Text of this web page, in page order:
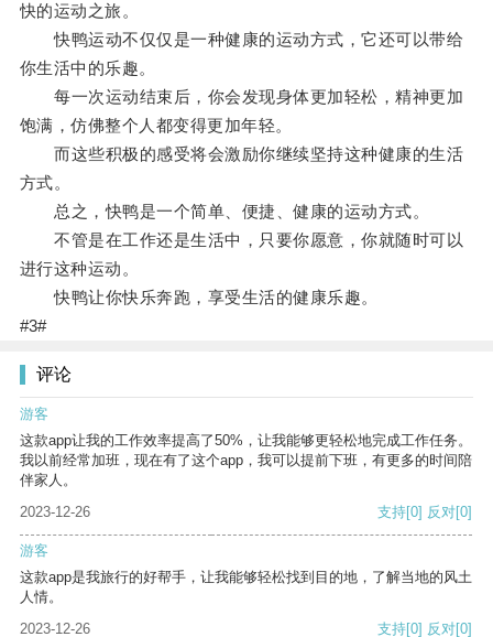
快的运动之旅。
快鸭运动不仅仅是一种健康的运动方式，它还可以带给
你生活中的乐趣。
每一次运动结束后，你会发现身体更加轻松，精神更加
饱满，仿佛整个人都变得更加年轻。
而这些积极的感受将会激励你继续坚持这种健康的生活
方式。
总之，快鸭是一个简单、便捷、健康的运动方式。
不管是在工作还是生活中，只要你愿意，你就随时可以
进行这种运动。
快鸭让你快乐奔跑，享受生活的健康乐趣。
#3#
评论
游客
这款app让我的工作效率提高了50%，让我能够更轻松地完成工作任务。
我以前经常加班，现在有了这个app，我可以提前下班，有更多的时间陪
伴家人。
2023-12-26
支持[0] 反对[0]
游客
这款app是我旅行的好帮手，让我能够轻松找到目的地，了解当地的风土
人情。
2023-12-26
支持[0] 反对[0]